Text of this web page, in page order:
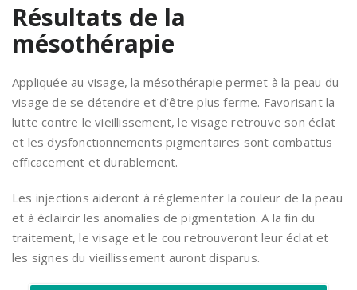
Résultats de la
mésothérapie
Appliquée au visage, la mésothérapie permet à la peau du
visage de se détendre et d’être plus ferme. Favorisant la
lutte contre le vieillissement, le visage retrouve son éclat
et les dysfonctionnements pigmentaires sont combattus
efficacement et durablement.
Les injections aideront à réglementer la couleur de la peau
et à éclaircir les anomalies de pigmentation. A la fin du
traitement, le visage et le cou retrouveront leur éclat et
les signes du vieillissement auront disparus.